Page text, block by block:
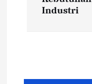
Industri